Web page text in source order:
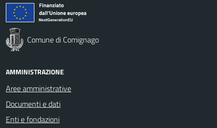
Comune di Comignago
AMMINISTRAZIONE
Aree amministrative
Documenti e dati
Enti e fondazioni